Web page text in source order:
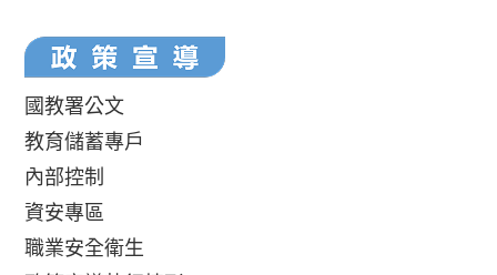
國教署公文
教育儲蓄專戶
內部控制
資安專區
職業安全衛生